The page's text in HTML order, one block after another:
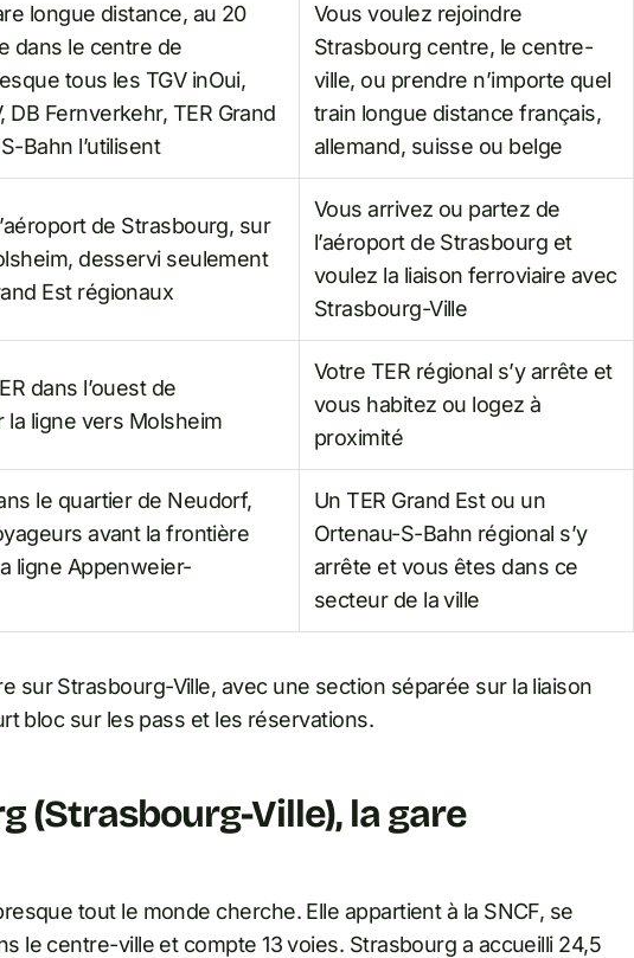
longue distance, au 20
dans le centre de
tous les TGV inOui,
DB Fernverkehr, TER Grand
Bahn l’utilisent
Vous voulez rejoindre
Strasbourg centre, le centre-
ville, ou prendre n’importe quel
train longue distance français,
allemand, suisse ou belge
de Strasbourg, sur
desservi seulement
Est régionaux
Vous arrivez ou partez de
l’aéroport de Strasbourg et
voulez la liaison ferroviaire avec
Strasbourg-Ville
dans l’ouest de
la ligne vers Molsheim
Votre TER régional s’y arrête et
vous habitez ou logez à
proximité
le quartier de Neudorf,
avant la frontière
ligne Appenweier-
Un TER Grand Est ou un
Ortenau-S-Bahn régional s’y
arrête et vous êtes dans ce
secteur de la ville
sur Strasbourg-Ville, avec une section séparée sur la liaison
bloc sur les pass et les réservations.
(Strasbourg-Ville), la gare
tout le monde cherche. Elle appartient à la SNCF, se
le centre-ville et compte 13 voies. Strasbourg a accueilli 24,5